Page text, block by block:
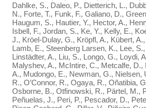
Dahlke, S., Daleo, P., Dietterich, L.,
N., Forte, T., Funk, F., Galiano, D.,
Haugum, S., Hautier, Y., Hector, A.,
Isbell, F., Jordan, S., Ke, Y., Kelly, E.,
J., Kröel-Dulay, G., Kröpfl, A., Kübert,
Lamb, E., Steenberg Larsen, K., Lee,
Linstädter, A., Liu, S., Longo, G., Loydi,
Malyshev, A., McIntire, C., Metcalfe,
A., Mudongo, E., Newman, G., Nielsen,
R., O’Connor, R., Ogaya, R., Oñatibia,
Osborne, B., Otfinowski, R., Pärtel, M.,
Peñuelas, J., Peri, P., Pescador, D.,